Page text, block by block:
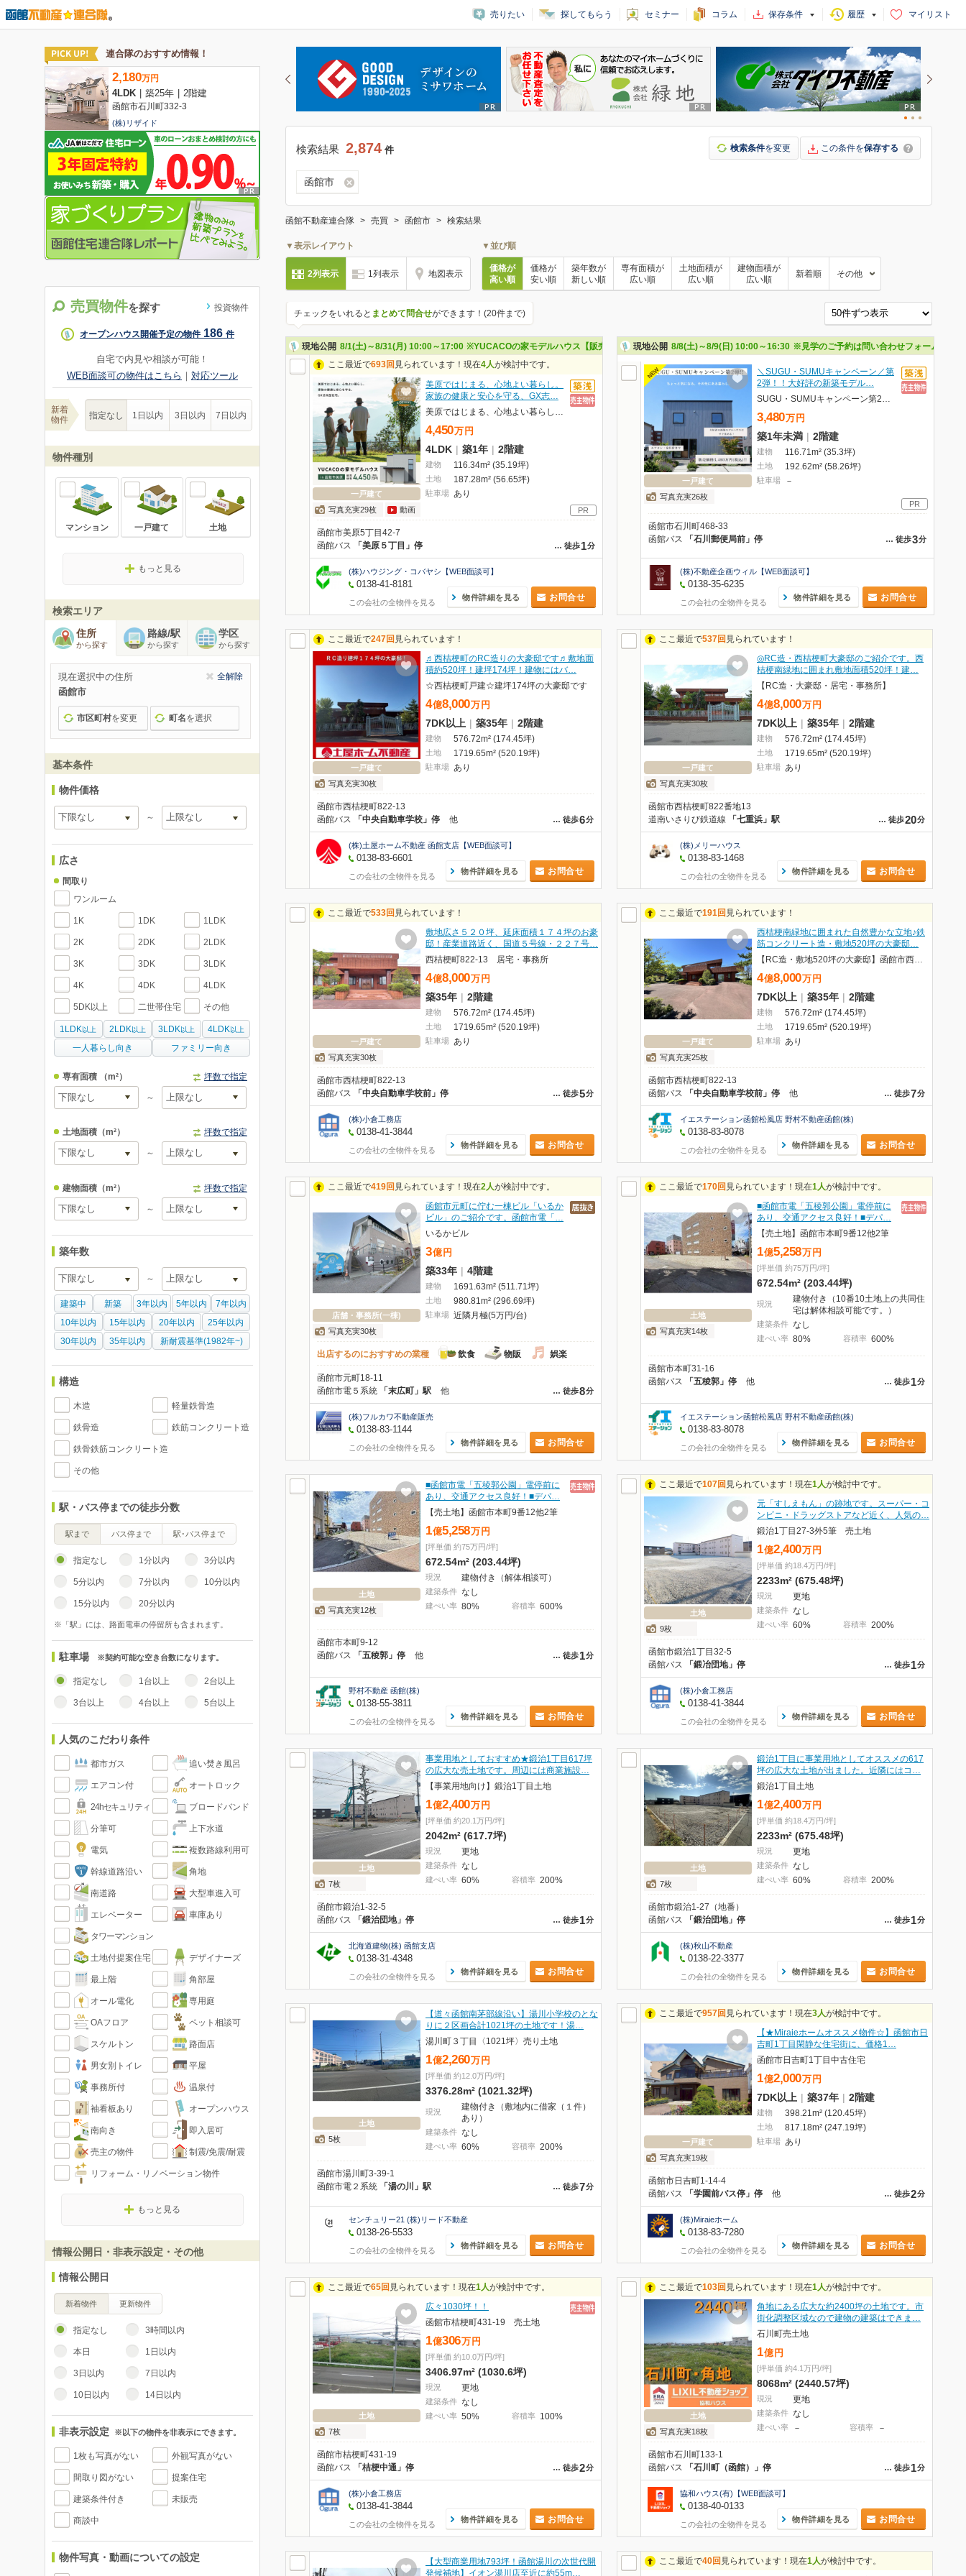
売りたい 探してもらう セミナー コラム 保存条件 履歴 マイリスト
売買物件を探す 投資物件
オープンハウス開催予定の物件 186 件
自宅で内見や相談が可能！
WEB面談可の物件はこちら ｜ 対応ツール
新着
物件
指定なし 1日以内 3日以内 7日以内
物件種別
マンション 一戸建て 土地
もっと見る
検索エリア
住所
から探す
路線/駅
から探す
学区
から探す
現在選択中の住所 全解除
函館市
市区町村を変更 町名を選択
基本条件
物件価格
～
広さ
間取り
ワンルーム
1K 1DK 1LDK
2K 2DK 2LDK
3K 3DK 3LDK
4K 4DK 4LDK
5DK以上 二世帯住宅 その他
1LDK 以上 2LDK 以上 3LDK 以上 4LDK 以上
一人暮らし向き ファミリー向き
専有面積 （m²） 坪数で指定
～
土地面積（m²） 坪数で指定
～
建物面積（m²） 坪数で指定
～
築年数
～
建築中 新築 3年以内 5年以内
7年以内
10年以内
15年以内 20年以内
25年以内
30年以内
35年以内 新耐震基準(1982年~)
構造
木造 軽量鉄骨造
鉄骨造 鉄筋コンクリート造
鉄骨鉄筋コンクリート造
その他
駅・バス停までの徒歩分数
駅まで バス停まで 駅･バス停まで
指定なし 1分以内 3分以内
5分以内 7分以内 10分以内
15分以内 20分以内
※「駅」には、路面電車の停留所も含まれます。
駐車場 ※契約可能な空き台数になります。
指定なし 1台以上 2台以上
3台以上 4台以上 5台以上
人気のこだわり条件
都市ガス 追い焚き風呂
エアコン付 オートロック
24hセキュリティ ブロードバンド
分筆可 上下水道
電気 複数路線利用可
幹線道路沿い 角地
南道路 大型車進入可
エレベーター 車庫あり
タワーマンション
土地付提案住宅 デザイナーズ
最上階 角部屋
オール電化 専用庭
OAフロア ペット相談可
スケルトン 路面店
男女別トイレ 平屋
事務所付 温泉付
袖看板あり オープンハウス
南向き 即入居可
売主の物件 制震/免震/耐震
リフォーム・リノベーション物件
もっと見る
情報公開日・非表示設定・その他
情報公開日
新着物件 更新物件
指定なし 3時間以内
本日 1日以内
3日以内 7日以内
10日以内 14日以内
非表示設定 ※以下の物件を非表示にできます。
1枚も写真がない 外観写真がない
間取り図がない 提案住宅
建築条件付き 未販売
商談中
物件写真・動画についての設定
検索結果 2,874 件 検索条件を変更 この条件を保存する
函館市
函館不動産連合隊 売買 函館市 検索結果
▼表示レイアウト
2列表示 1列表示 地図表示
▼並び順
価格が
高い順
価格が
安い順
築年数が
新しい順
専有面積が
広い順
土地面積が
広い順
建物面積が
広い順
新着順 その他
チェックをいれると まとめて問合せができます！(20件まで)
現地公開 8/1(土)～8/31(月) 10:00～17:00 ※YUCACOの家モデルハウス【販売価格4,450万円｜函館市美原】
ここ最近で693回 見られています！現在4人が検討中です。
一戸建て
写真充実29枚
動画
美原ではじまる、心地よい暮らし。
家族の健康と安心を守る、GX志…
美原ではじまる、心地よい暮らし。 家族の健康と安心を守る、GX志向型住宅。
4,450万 円
4LDK | 築1年 | 2階建
建物 116.34m² (35.19坪)
土地 187.28m² (56.65坪)
駐車場 あり
PR
函館市美原5丁目42-7
… 徒歩1分
函館バス 「美原５丁目」停
(株)ハウジング・コバヤシ【WEB面談可】
0138-41-8181
この会社の全物件を見る
物件詳細を見る お問合せ
現地公開 8/8(土)～8/9(日) 10:00～16:30 ※見学のご予約は問い合わせフォームまた
NEW
一戸建て
写真充実26枚
＼SUGU・SUMUキャンペーン／第
2弾！！大好評の新築モデル…
SUGU・SUMUキャンペーン第2弾！！【石川町】和みナチュラルの家 3LDK＋フリースペース
3,480万 円
築1年未満 | 2階建
建物 116.71m² (35.3坪)
土地 192.62m² (58.26坪)
駐車場 －
PR
函館市石川町468-33
… 徒歩3分
函館バス 「石川郵便局前」停
(株)不動産企画ウィル【WEB面談可】
0138-35-6235
この会社の全物件を見る
物件詳細を見る お問合せ
ここ最近で247回 見られています！
一戸建て
写真充実30枚
♬西桔梗町のRC造りの大豪邸です♬敷地面
積約520坪！建坪174坪！建物にはバ…
☆西桔梗町戸建☆建坪174坪の大豪邸です
4億8,000万 円
7DK以上 | 築35年 | 2階建
建物 576.72m² (174.45坪)
土地 1719.65m² (520.19坪)
駐車場 あり
函館市西桔梗町822-13
… 徒歩6分
函館バス 「中央自動車学校」停 他
(株)土屋ホーム不動産 函館支店【WEB面談可】
0138-83-6601
この会社の全物件を見る
物件詳細を見る お問合せ
ここ最近で537回 見られています！
一戸建て
写真充実30枚
◎RC造・西桔梗町大豪邸のご紹介です。西
桔梗南緑地に囲まれ敷地面積520坪！建…
【RC造・大豪邸・居宅・事務所】
4億8,000万 円
7DK以上 | 築35年 | 2階建
建物 576.72m² (174.45坪)
土地 1719.65m² (520.19坪)
駐車場 あり
函館市西桔梗町822番地13
… 徒歩20分
道南いさりび鉄道線 「七重浜」駅
(株)メリーハウス
0138-83-1468
この会社の全物件を見る
物件詳細を見る お問合せ
ここ最近で533回 見られています！
一戸建て
写真充実30枚
敷地広さ５２０坪、延床面積１７４坪のお豪
邸！産業道路近く、国道５号線・２２７号…
西桔梗町822-13 居宅・事務所
4億8,000万 円
築35年 | 2階建
建物 576.72m² (174.45坪)
土地 1719.65m² (520.19坪)
駐車場 あり
函館市西桔梗町822-13
… 徒歩5分
函館バス 「中央自動車学校前」停
(株)小倉工務店
0138-41-3844
この会社の全物件を見る
物件詳細を見る お問合せ
ここ最近で191回 見られています！
一戸建て
写真充実25枚
西桔梗南緑地に囲まれた自然豊かな立地♪鉄
筋コンクリート造・敷地520坪の大豪邸…
【RC造・敷地520坪の大豪邸】函館市西桔梗町822-13
4億8,000万 円
7DK以上 | 築35年 | 2階建
建物 576.72m² (174.45坪)
土地 1719.65m² (520.19坪)
駐車場 あり
函館市西桔梗町822-13
… 徒歩7分
函館バス 「中央自動車学校前」停 他
イエステーション函館松風店 野村不動産函館(株)
0138-83-8078
この会社の全物件を見る
物件詳細を見る お問合せ
ここ最近で419回 見られています！現在2人が検討中です。
店舗・事務所(一棟)
写真充実30枚
函館市元町に佇む一棟ビル「いるか
ビル」のご紹介です。函館市電「…
いるかビル
3億 円
築33年 | 4階建
建物 1691.63m² (511.71坪)
土地 980.81m² (296.69坪)
駐車場 近隣月極(5万円/台)
出店するのにおすすめの業種 飲食 物販 娯楽
函館市元町18-11
… 徒歩8分
函館市電５系統 「末広町」駅 他
(株)フルカワ不動産販売
0138-83-1144
この会社の全物件を見る
物件詳細を見る お問合せ
ここ最近で170回 見られています！現在1人が検討中です。
土地
写真充実14枚
■函館市電「五稜郭公園」電停前に
あり、交通アクセス良好！■デパ…
【売土地】函館市本町9番12他2筆
1億5,258万 円
[坪単価 約75万円/坪]
672.54m² (203.44坪)
現況
建物付き（10番10土地上の共同住
宅は解体相談可能です。）
建築条件 なし
建ぺい率 80% 容積率 600%
函館市本町31-16
… 徒歩1分
函館バス 「五稜郭」停 他
イエステーション函館松風店 野村不動産函館(株)
0138-83-8078
この会社の全物件を見る
物件詳細を見る お問合せ
土地
写真充実12枚
■函館市電「五稜郭公園」電停前に
あり、交通アクセス良好！■デパ…
【売土地】函館市本町9番12他2筆
1億5,258万 円
[坪単価 約75万円/坪]
672.54m² (203.44坪)
現況 建物付き（解体相談可）
建築条件 なし
建ぺい率 80% 容積率 600%
函館市本町9-12
… 徒歩1分
函館バス 「五稜郭」停 他
野村不動産 函館(株)
0138-55-3811
この会社の全物件を見る
物件詳細を見る お問合せ
ここ最近で107回 見られています！現在1人が検討中です。
土地
9枚
元「すしえもん」の跡地です。スーパー・コ
ンビニ・ドラッグストアなど近く、人気の…
鍛治1丁目27-3外5筆 売土地
1億2,400万 円
[坪単価 約18.4万円/坪]
2233m² (675.48坪)
現況 更地
建築条件 なし
建ぺい率 60% 容積率 200%
函館市鍛治1丁目32-5
… 徒歩1分
函館バス 「鍛冶団地」停
(株)小倉工務店
0138-41-3844
この会社の全物件を見る
物件詳細を見る お問合せ
土地
7枚
事業用地としておすすめ★鍛治1丁目617坪
の広大な売土地です。周辺には商業施設…
【事業用地向け】鍛治1丁目土地
1億2,400万 円
[坪単価 約20.1万円/坪]
2042m² (617.7坪)
現況 更地
建築条件 なし
建ぺい率 60% 容積率 200%
函館市鍛治1-32-5
… 徒歩1分
函館バス 「鍛治団地」停
北海道建物(株) 函館支店
0138-31-4348
この会社の全物件を見る
物件詳細を見る お問合せ
土地
7枚
鍛治1丁目に事業用地としてオススメの617
坪の広大な土地が出ました。近隣にはコ…
鍛治1丁目土地
1億2,400万 円
[坪単価 約18.4万円/坪]
2233m² (675.48坪)
現況 更地
建築条件 なし
建ぺい率 60% 容積率 200%
函館市鍛治1-27（地番）
… 徒歩1分
函館バス 「鍛治団地」停
(株)秋山不動産
0138-22-3377
この会社の全物件を見る
物件詳細を見る お問合せ
土地
5枚
【道々函館南茅部線沿い】湯川小学校のとな
りに２区画合計1021坪の土地です！湯…
湯川町３丁目〈1021坪〉売り土地
1億2,260万 円
[坪単価 約12.0万円/坪]
3376.28m² (1021.32坪)
現況
建物付き（敷地内に借家（１件）
あり）
建築条件 なし
建ぺい率 60% 容積率 200%
函館市湯川町3-39-1
… 徒歩7分
函館市電２系統 「湯の川」駅
センチュリー21 (株)リード不動産
0138-26-5533
この会社の全物件を見る
物件詳細を見る お問合せ
ここ最近で957回 見られています！現在3人が検討中です。
一戸建て
写真充実19枚
【★Miraieホームオススメ物件☆】函館市日
吉町1丁目閑静な住宅街に、価格1…
函館市日吉町1丁目中古住宅
1億2,000万 円
7DK以上 | 築37年 | 2階建
建物 398.21m² (120.45坪)
土地 817.18m² (247.19坪)
駐車場 あり
函館市日吉町1-14-4
… 徒歩2分
函館バス 「学園前バス停」停 他
(株)Miraieホーム
0138-83-7280
この会社の全物件を見る
物件詳細を見る お問合せ
ここ最近で65回 見られています！現在1人が検討中です。
土地
7枚
広々1030坪！！
函館市桔梗町431-19 売土地
1億306万 円
[坪単価 約10.0万円/坪]
3406.97m² (1030.6坪)
現況 更地
建築条件 なし
建ぺい率 50% 容積率 100%
函館市桔梗町431-19
… 徒歩2分
函館バス 「桔梗中通」停
(株)小倉工務店
0138-41-3844
この会社の全物件を見る
物件詳細を見る お問合せ
ここ最近で103回 見られています！現在1人が検討中です。
土地
写真充実18枚
角地にある広大な約2400坪の土地です。市
街化調整区域なので建物の建築はできま…
石川町売土地
1億 円
[坪単価 約4.1万円/坪]
8068m² (2440.57坪)
現況 更地
建築条件 なし
建ぺい率 － 容積率 －
函館市石川町133-1
… 徒歩1分
函館バス 「石川町（函館）」停
協和ハウス(有)【WEB面談可】
0138-40-0133
この会社の全物件を見る
物件詳細を見る お問合せ
【大型商業用地793坪！函館湯川の次世代開
発候補地】イオン湯川店至近に約55m…
ここ最近で40回 見られています！現在1人が検討中です。